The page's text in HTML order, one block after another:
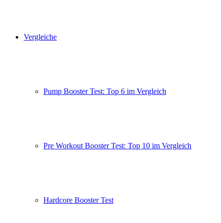
Vergleiche
Pump Booster Test: Top 6 im Vergleich
Pre Workout Booster Test: Top 10 im Vergleich
Hardcore Booster Test